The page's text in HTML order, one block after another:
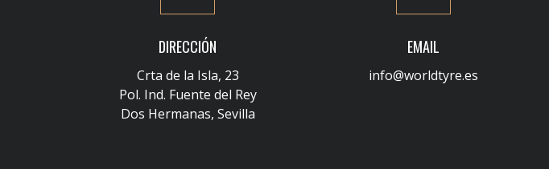
DIRECCIÓN
Crta de la Isla, 23
Pol. Ind. Fuente del Rey
Dos Hermanas, Sevilla
EMAIL
info@worldtyre.es